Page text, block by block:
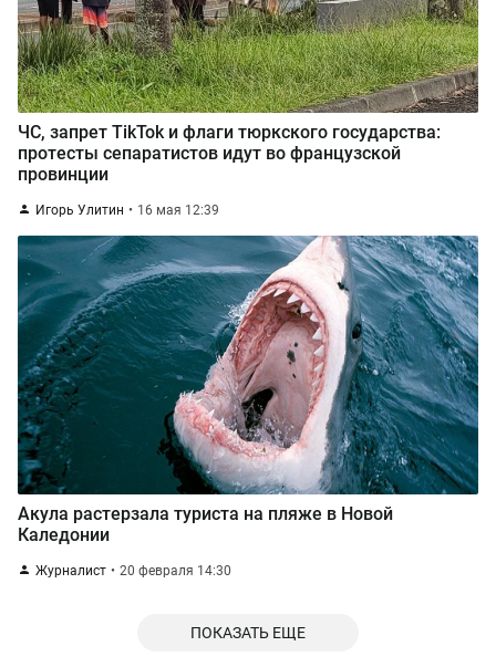
ЧС, запрет TikTok и флаги тюркского государства:
протесты сепаратистов идут во французской
провинции
Игорь Улитин 16 мая 12:39
Акула растерзала туриста на пляже в Новой
Каледонии
Журналист 20 февраля 14:30
ПОКАЗАТЬ ЕЩЕ